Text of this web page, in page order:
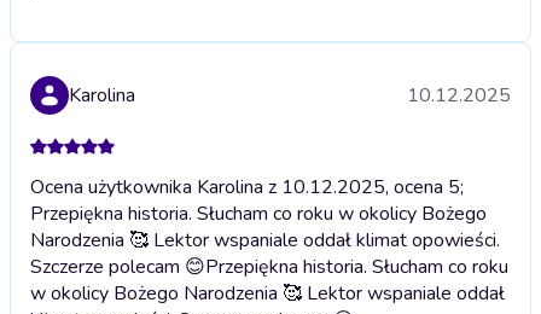
Karolina 10.12.2025
Ocena użytkownika Karolina z 10.12.2025, ocena 5;
Przepiękna historia. Słucham co roku w okolicy Bożego
Narodzenia 🥰 Lektor wspaniale oddał klimat opowieści.
Szczerze polecam 😊Przepiękna historia. Słucham co roku
w okolicy Bożego Narodzenia 🥰 Lektor wspaniale oddał